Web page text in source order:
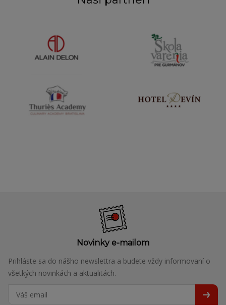
Novinky e-mailom
Prihláste sa do nášho newslettra a budete vždy informovaní o
všetkých novinkách a aktualitách.